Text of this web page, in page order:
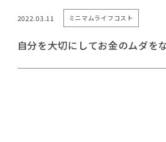
2022.03.11 ミニマムライフコスト
自分を大切にしてお金のムダを